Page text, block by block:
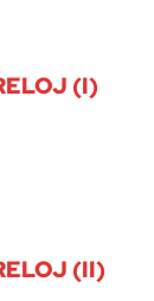
(I)
(II)